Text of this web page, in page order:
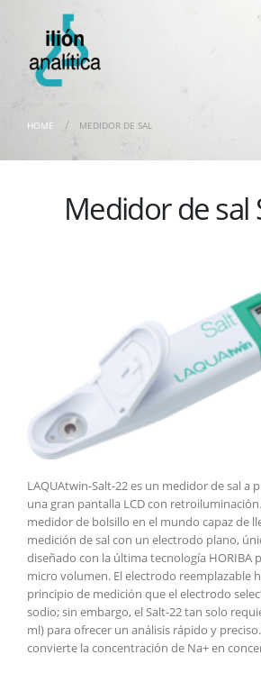
HOME MEDIDOR DE SAL
Medidor de sal
LAQUAtwin-Salt-22 es un medidor de sal a
una gran pantalla LCD con
medidor de bolsillo en el mundo capaz de
medición de sal con un electrodo plano,
diseñado con la última tecnología HORIBA
micro volumen. El electrodo reemplazable
principio de medición que el electrodo
sodio; sin embargo, el Salt-22 tan solo
ml) para ofrecer un análisis rápido y
convierte la concentración de Na+ en